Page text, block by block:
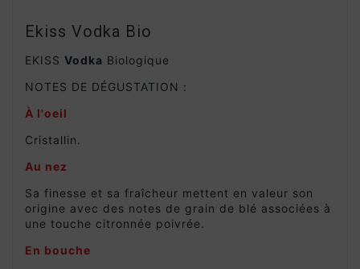
Ekiss Vodka Bio
EKISS Vodka Biologique
NOTES DE DÉGUSTATION :
À l'oeil
Cristallin.
Au nez
Sa finesse et sa fraîcheur mettent en valeur son
origine avec des notes de grain de blé associées à
une touche citronnée poivrée.
En bouche